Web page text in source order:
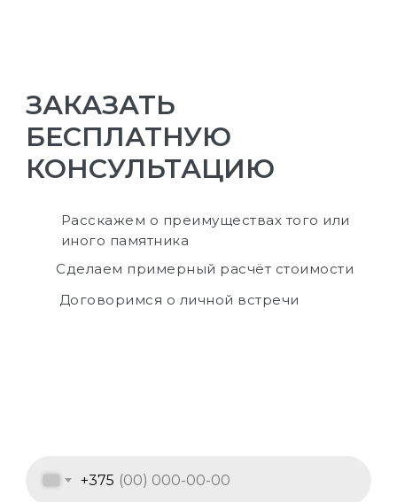
ЗАКАЗАТЬ
БЕСПЛАТНУЮ
КОНСУЛЬТАЦИЮ
+375
Расскажем о преимуществах того или
иного памятника
Сделаем примерный расчёт стоимости
Договоримся о личной встречи